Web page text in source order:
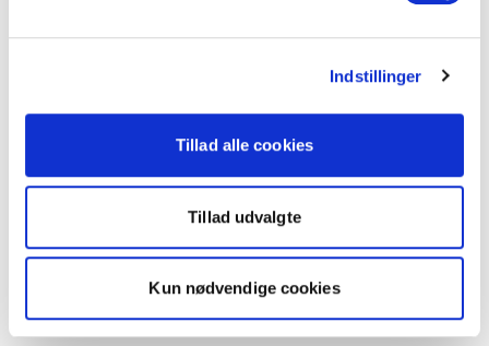
Indstillinger
Tillad alle cookies
Tillad udvalgte
Kun nødvendige cookies